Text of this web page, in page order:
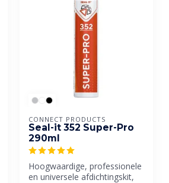
CONNECT PRODUCTS
Seal-it 352 Super-Pro
290ml
Hoogwaardige, professionele
en universele afdichtingskit,